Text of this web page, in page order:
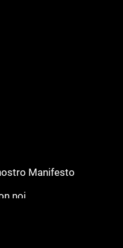
Manifesto
noi